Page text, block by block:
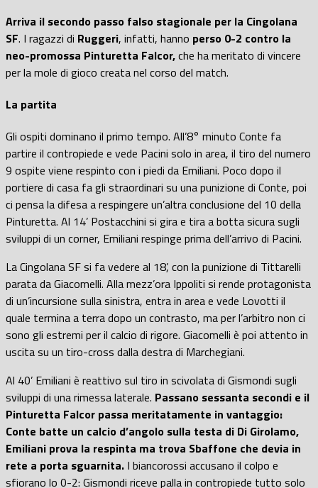
Arriva il secondo passo falso stagionale per la Cingolana
SF. I ragazzi di Ruggeri, infatti, hanno perso 0-2 contro la
neo-promossa Pinturetta Falcor,che ha meritato di vincere
per la mole di gioco creata nel corso del match.
La partita
Gli ospiti dominano il primo tempo. All’8° minuto Conte fa
partire il contropiede e vede Pacini solo in area, il tiro del numero
9 ospite viene respinto con i piedi da Emiliani. Poco dopo il
portiere di casa fa gli straordinari su una punizione di Conte, poi
ci pensa la difesa a respingere un’altra conclusione del 10 della
Pinturetta. Al 14’ Postacchini si gira e tira a botta sicura sugli
sviluppi di un corner, Emiliani respinge prima dell’arrivo di Pacini.
La Cingolana SF si fa vedere al 18’, con la punizione di Tittarelli
parata da Giacomelli. Alla mezz’ora Ippoliti si rende protagonista
di un’incursione sulla sinistra, entra in area e vede Lovotti il
quale termina a terra dopo un contrasto, ma per l’arbitro non ci
sono gli estremi per il calcio di rigore. Giacomelli è poi attento in
uscita su un tiro-cross dalla destra di Marchegiani.
Al 40’ Emiliani è reattivo sul tiro in scivolata di Gismondi sugli
sviluppi di una rimessa laterale. Passano sessanta secondi e il
Pinturetta Falcor passa meritatamente in vantaggio:
Conte batte un calcio d’angolo sulla testa di Di Girolamo,
Emiliani prova la respinta ma trova Sbaffone che devia in
rete a porta sguarnita. I biancorossi accusano il colpo e
sfiorano lo 0-2: Gismondi riceve palla in contropiede tutto solo